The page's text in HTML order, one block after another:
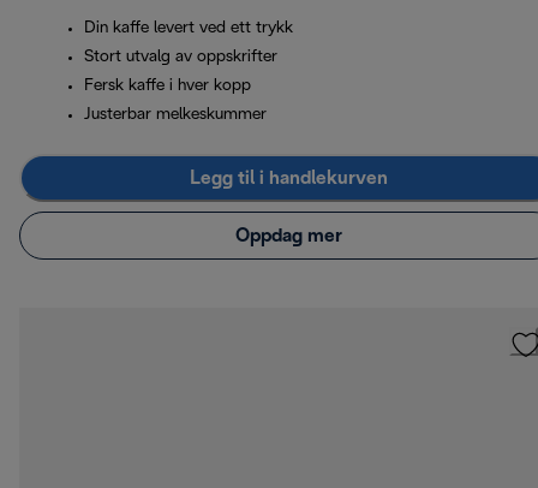
Din kaffe levert ved ett trykk
Stort utvalg av oppskrifter
Fersk kaffe i hver kopp
Justerbar melkeskummer
Legg til i handlekurven
Oppdag mer